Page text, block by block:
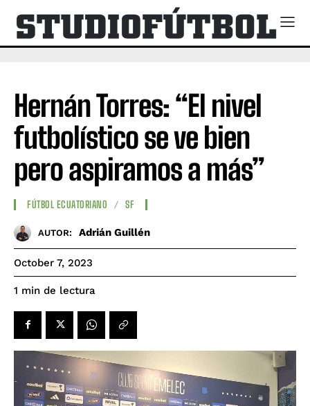
Hernán Torres: “El nivel
futbolístico se ve bien
pero aspiramos a más”
FÚTBOL ECUATORIANO SF
AUTOR: Adrián Guillén
October 7, 2023
1 min de lectura